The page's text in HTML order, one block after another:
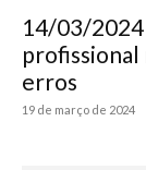
14/03/2024
profissional
erros
19 de março de 2024